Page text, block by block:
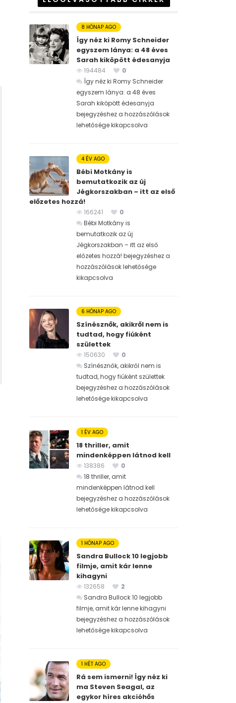
8 HÓNAP AGO
Így néz ki Romy Schneider
egyszem lánya: a 48 éves
Sarah kiköpött édesanyja
194484
0
Így néz ki Romy Schneider
egyszem lánya: a 48 éves
Sarah kiköpött édesanyja
bejegyzéshez a hozzászólások
lehetősége kikapcsolva
4 ÉV AGO
Bébi Motkány is
bemutatkozik az új
Jégkorszakban – itt az első
előzetes hozzá!
166241
0
Bébi Motkány is
bemutatkozik az új
Jégkorszakban – itt az első
előzetes hozzá! bejegyzéshez a
hozzászólások lehetősége
kikapcsolva
6 HÓNAP AGO
Színésznők, akikről nem is
tudtad, hogy fiúként
születtek
150630
0
Színésznők, akikről nem is
tudtad, hogy fiúként születtek
bejegyzéshez a hozzászólások
lehetősége kikapcsolva
1 ÉV AGO
18 thriller, amit
mindenképpen látnod kell
138386
0
18 thriller, amit
mindenképpen látnod kell
bejegyzéshez a hozzászólások
lehetősége kikapcsolva
1 HÓNAP AGO
Sandra Bullock 10 legjobb
filmje, amit kár lenne
kihagyni
132658
2
Sandra Bullock 10 legjobb
filmje, amit kár lenne kihagyni
bejegyzéshez a hozzászólások
lehetősége kikapcsolva
1 HÉT AGO
Rá sem ismerni! Így néz ki
ma Steven Seagal, az
egykor híres akcióhős